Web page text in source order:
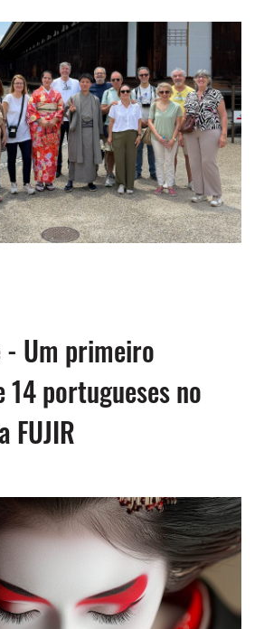
Um primeiro
portugueses no
FUJIR